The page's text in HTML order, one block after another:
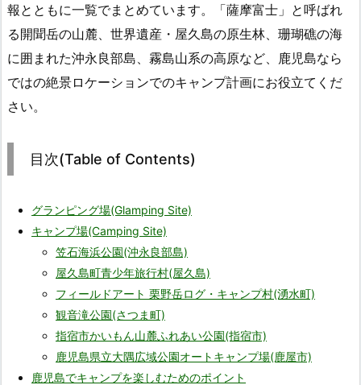
報とともに一覧でまとめています。「薩摩富士」と呼ばれ
る開聞岳の山麓、世界遺産・屋久島の原生林、珊瑚礁の海
に囲まれた沖永良部島、霧島山系の高原など、鹿児島なら
ではの絶景ロケーションでのキャンプ計画にお役立てくだ
さい。
目次(Table of Contents)
グランピング場(Glamping Site)
キャンプ場(Camping Site)
笠石海浜公園(沖永良部島)
屋久島町青少年旅行村(屋久島)
フィールドアート 栗野岳ログ・キャンプ村(湧水町)
観音滝公園(さつま町)
指宿市かいもん山麓ふれあい公園(指宿市)
鹿児島県立大隅広域公園オートキャンプ場(鹿屋市)
鹿児島でキャンプを楽しむためのポイント